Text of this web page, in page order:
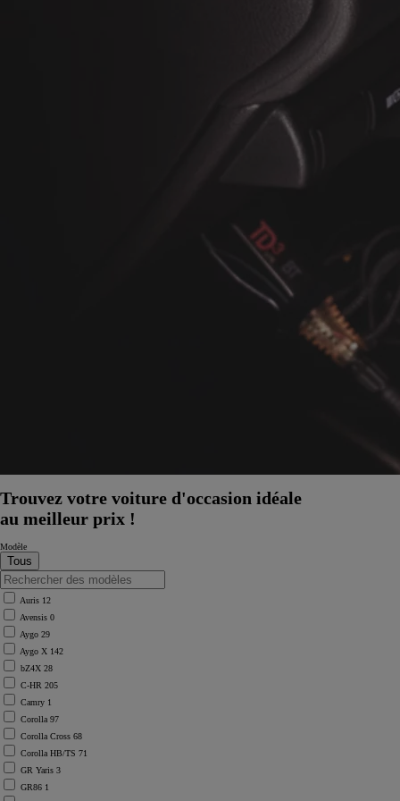
Trouvez votre voiture d'occasion idéale
au meilleur prix !
Modèle
Auris 12
Avensis 0
Aygo 29
Aygo X 142
bZ4X 28
C-HR 205
Camry 1
Corolla 97
Corolla Cross 68
Corolla HB/TS 71
GR Yaris 3
GR86 1